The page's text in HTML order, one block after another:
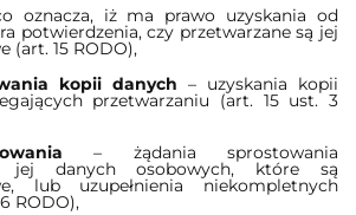
oznacza, iż ma prawo uzyskania od
potwierdzenia, czy przetwarzane są jej
(art. 15 RODO),
kopii danych – uzyskania kopii
przetwarzaniu (art. 15 ust. 3
– żądania sprostowania
jej danych osobowych, które są
lub uzupełnienia niekompletnych
RODO),